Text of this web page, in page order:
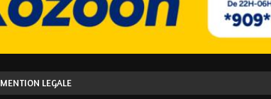
MENTION LEGALE